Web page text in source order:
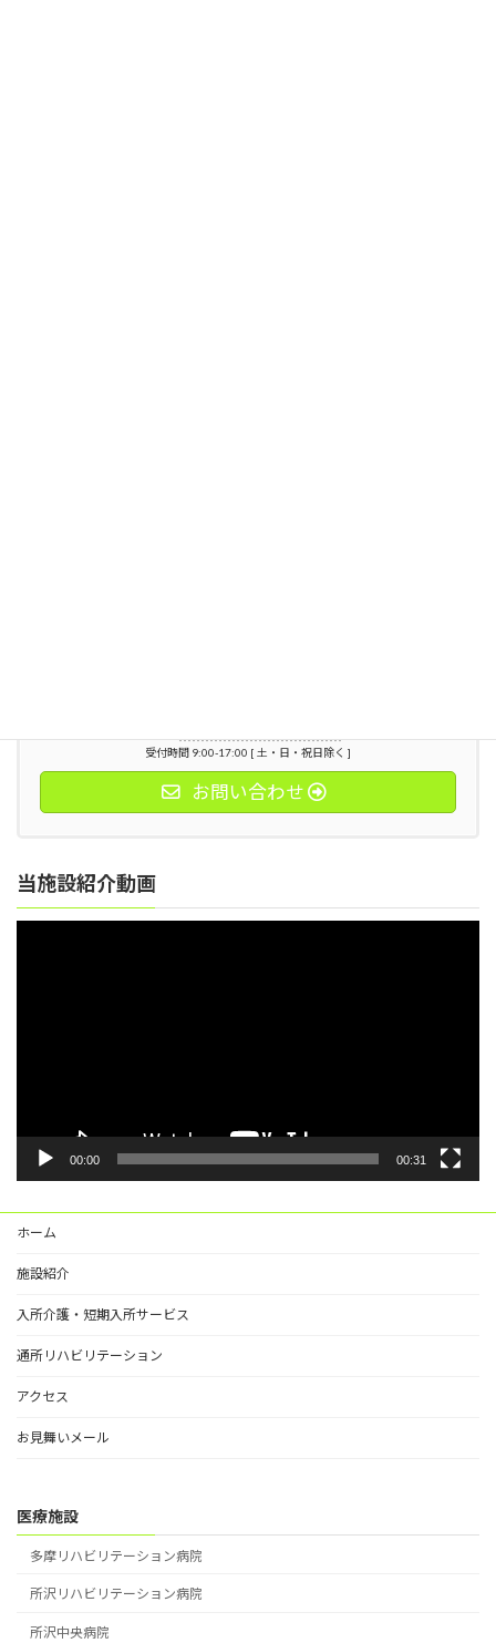
受付時間 9:00-17:00 [ 土・日・祝日除く ]
お問い合わせ
当施設紹介動画
00:00 00:31
ホーム
施設紹介
入所介護・短期入所サービス
通所リハビリテーション
アクセス
お見舞いメール
医療施設
多摩リハビリテーション病院
所沢リハビリテーション病院
所沢中央病院